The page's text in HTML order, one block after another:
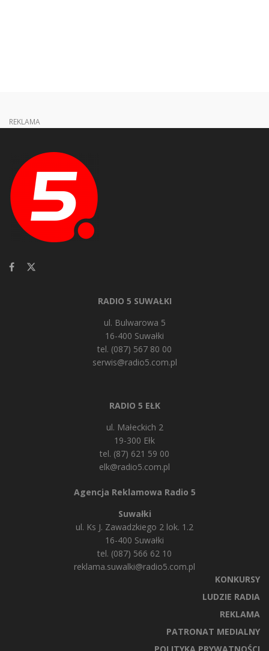
REKLAMA
RADIO 5 SUWAŁKI
ul. Bulwarowa 5
16-400 Suwałki
tel. (087) 567 80 00
serwis@radio5.com.pl
RADIO 5 EŁK
ul. Małeckich 2
19-300 Ełk
tel. (87) 621 59 00
elk@radio5.com.pl
Agencja Reklamowa Radio 5
Suwałki
ul. Ks J. Zawadzkiego 2 lok. 1.2
16-400 Suwałki
tel. (087) 566 62 10
reklama.suwalki@radio5.com.pl
KONKURSY
LUDZIE RADIA
REKLAMA
PATRONAT MEDIALNY